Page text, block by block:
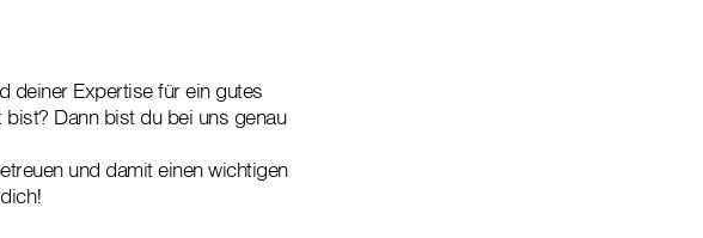
deiner Expertise für ein gutes
Dann bist du bei uns genau
und damit einen wichtigen